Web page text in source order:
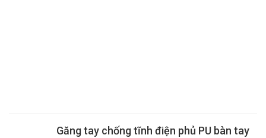
Găng tay chống tĩnh điện phủ PU bàn tay